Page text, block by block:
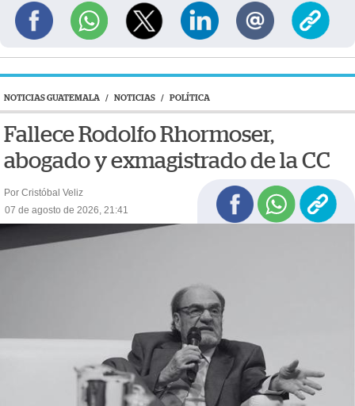
NOTICIAS GUATEMALA / NOTICIAS / POLÍTICA
Fallece Rodolfo Rhormoser,
abogado y exmagistrado de la CC
Por Cristóbal Veliz
07 de agosto de 2026, 21:41